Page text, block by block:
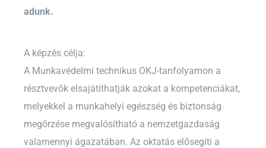
adunk.
A képzés célja:
A Munkavédelmi technikus OKJ-tanfolyamon a
résztvevők elsajátíthatják azokat a kompetenciákat,
melyekkel a munkahelyi egészség és biztonság
megőrzése megvalósítható a nemzetgazdaság
valamennyi ágazatában. Az oktatás elősegíti a